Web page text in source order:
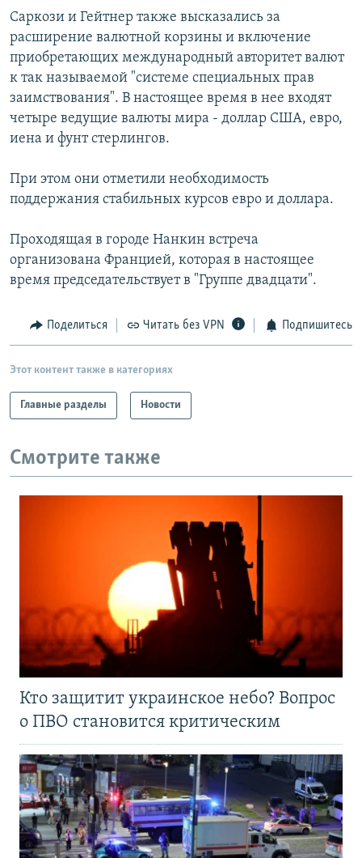
СОЦИАЛЬНЫЕ СЕТИ
Все сайты РСЕ/РС
Саркози и Гейтнер также высказались за
расширение валютной корзины и включение
приобретающих международный авторитет валют
к так называемой "системе специальных прав
заимствования". В настоящее время в нее входят
четыре ведущие валюты мира - доллар США, евро,
иена и фунт стерлингов.
При этом они отметили необходимость
поддержания стабильных курсов евро и доллара.
Проходящая в городе Нанкин встреча
организована Францией, которая в настоящее
время председательствует в "Группе двадцати".
Поделиться Читать без VPN Подпишитесь
Этот контент также в категориях
Главные разделы Новости
Смотрите также
Кто защитит украинское небо? Вопрос
о ПВО становится критическим